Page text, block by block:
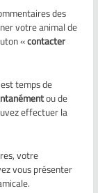
des
votre animal de
«contacter
temps de
ou de
effectuer la
votre
vous présenter